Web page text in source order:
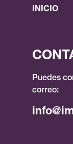
INICIO
Puedes
correo: